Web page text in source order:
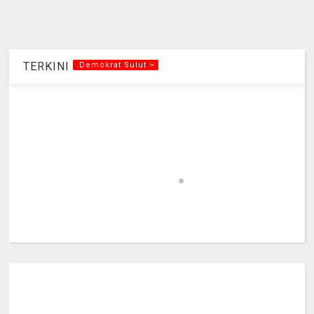
TERKINI .Demokrat Sulut